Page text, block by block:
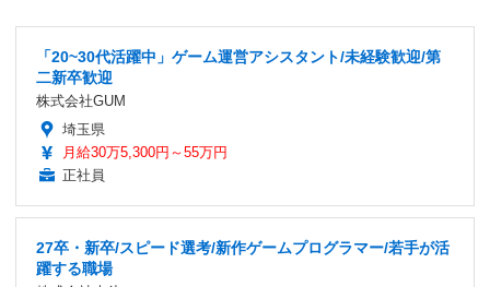
「20~30代活躍中」ゲーム運営アシスタント/未経験歓迎/第
二新卒歓迎
株式会社GUM
埼玉県
月給30万5,300円～55万円
正社員
27卒・新卒/スピード選考/新作ゲームプログラマー/若手が活
躍する職場